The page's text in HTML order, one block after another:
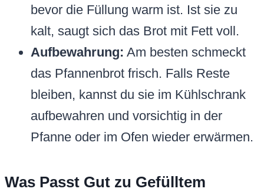
bevor die Füllung warm ist. Ist sie zu
kalt, saugt sich das Brot mit Fett voll.
Aufbewahrung: Am besten schmeckt
das Pfannenbrot frisch. Falls Reste
bleiben, kannst du sie im Kühlschrank
aufbewahren und vorsichtig in der
Pfanne oder im Ofen wieder erwärmen.
Was Passt Gut zu Gefülltem